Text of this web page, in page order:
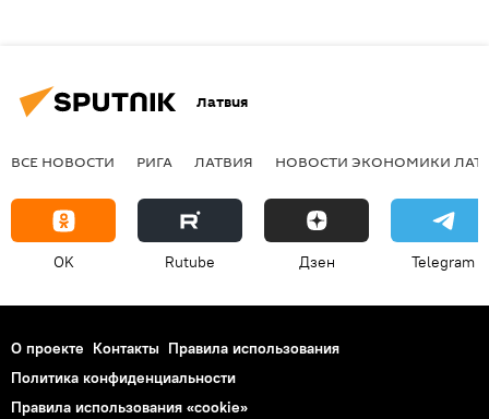
Латвия
ВСЕ НОВОСТИ РИГА ЛАТВИЯ НОВОСТИ ЭКОНОМИКИ
OK Rutube Дзен Telegram
О проекте Контакты Правила использования
Политика конфиденциальности
Правила использования «cookie»